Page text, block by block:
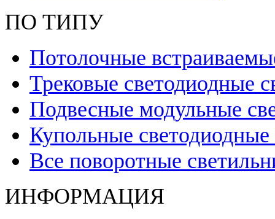
ПО ТИПУ
Потолочные
Трековые светодиодные
Подвесные модульные
Купольные светодиодные
Все поворотные
ИНФОРМАЦИЯ